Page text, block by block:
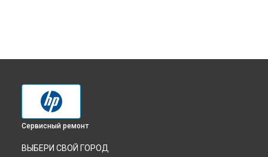
Сервисный ремонт
ВЫБЕРИ СВОЙ ГОРОД